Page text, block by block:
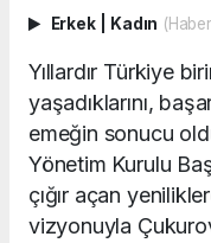
Erkek Kadın
Yıllardır Türkiye
yaşadıklarını,
emeğin sonucu
Yönetim Kurulu
çığır açan
vizyonuyla